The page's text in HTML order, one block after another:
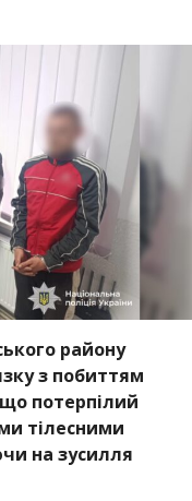
району
з побиттям
потерпілий
тілесними
на зусилля